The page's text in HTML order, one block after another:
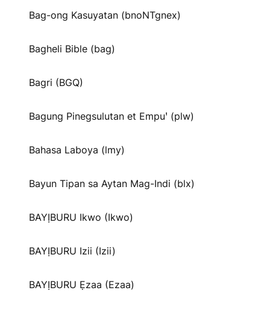
Bag-ong Kasuyatan (bnoNTgnex)
Bagheli Bible (bag)
Bagri (BGQ)
Bagung Pinegsulutan et Empuꞌ (plw)
Bahasa Laboya (lmy)
Bayun Tipan sa Aytan Mag-Indi (blx)
BAYỊBURU Ikwo (Ikwo)
BAYỊBURU Izii (Izii)
BAYỊBURU Ẹzaa (Ezaa)